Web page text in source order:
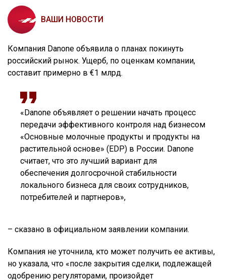
ВАШИ НОВОСТИ
Компания Danone объявила о планах покинуть
российский рынок. Ущерб, по оценкам компании,
составит примерно в €1 млрд.
«Danone объявляет о решении начать процесс
передачи эффективного контроля над бизнесом
«Основные молочные продукты и продукты на
растительной основе» (EDP) в России. Danone
считает, что это лучший вариант для
обеспечения долгосрочной стабильности
локального бизнеса для своих сотрудников,
потребителей и партнеров»,
– сказано в официальном заявлении компании.
Компания не уточнила, кто может получить ее активы,
но указала, что «после закрытия сделки, подлежащей
одобрению регуляторами, произойдет